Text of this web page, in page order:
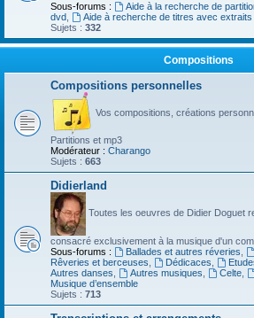
Sous-forums : Aide à la recherche de
dvd
Aide à recherche de titres avec extraits
Sujets : 332
Compositions
Compositions personnelles
Vos compositions, créations
Partitions et mp3
Modérateur : Charango
Sujets : 663
Didierland
Toutes les oeuvres de Didier Doguet
consacré exclusivement à la musique d'un
Sous-forums :
Ballades et autres réveries
Rêveries et berceuses
Dédicaces
Autres danses
Autres musiques Celte,
Musique d’ensemble
Sujets : 713